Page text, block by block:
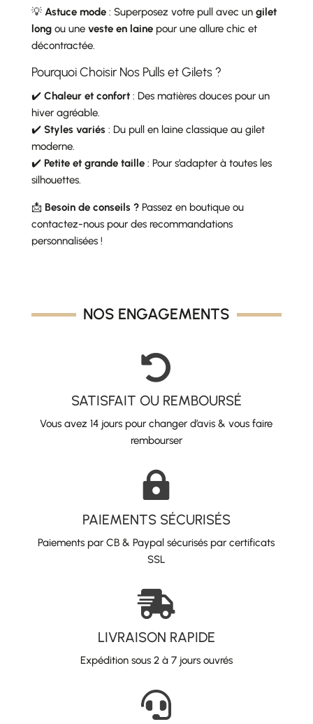
💡 Astuce mode: Superposez votre pull avec un gilet
longou une veste en lainepour une allure chic et
décontractée.
Pourquoi Choisir Nos Pulls et Gilets ?
✔️ Chaleur et confort: Des matières douces pour un
hiver agréable.
✔️ Styles variés : Du pull en laine classique au gilet
moderne.
✔️ Petite et grande taille: Pour s’adapter à toutes les
silhouettes.
📩 Besoin de conseils ?Passez en boutique ou
contactez-nous pour des recommandations
personnalisées !
NOS ENGAGEMENTS

SATISFAIT OU REMBOURSÉ
Vous avez 14 jours pour changer d’avis & vous faire
rembourser

PAIEMENTS SÉCURISÉS
Paiements par CB & Paypal sécurisés par certificats
SSL

LIVRAISON RAPIDE
Expédition sous 2 à 7 jours ouvrés
